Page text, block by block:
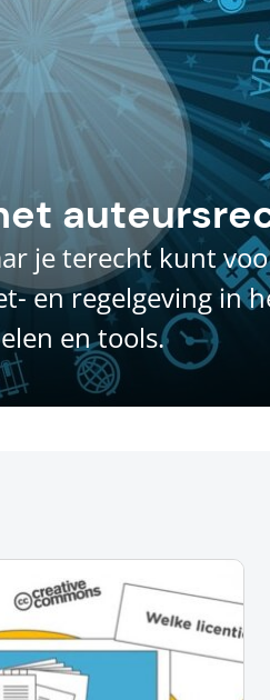
je terecht kunt
en regelgeving in
en tools.